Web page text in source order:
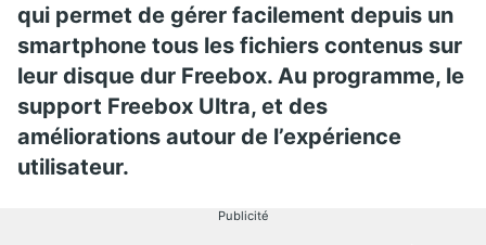
qui permet de gérer facilement depuis un
smartphone tous les fichiers contenus sur
leur disque dur Freebox. Au programme, le
support Freebox Ultra, et des
améliorations autour de l’expérience
utilisateur.
Publicité